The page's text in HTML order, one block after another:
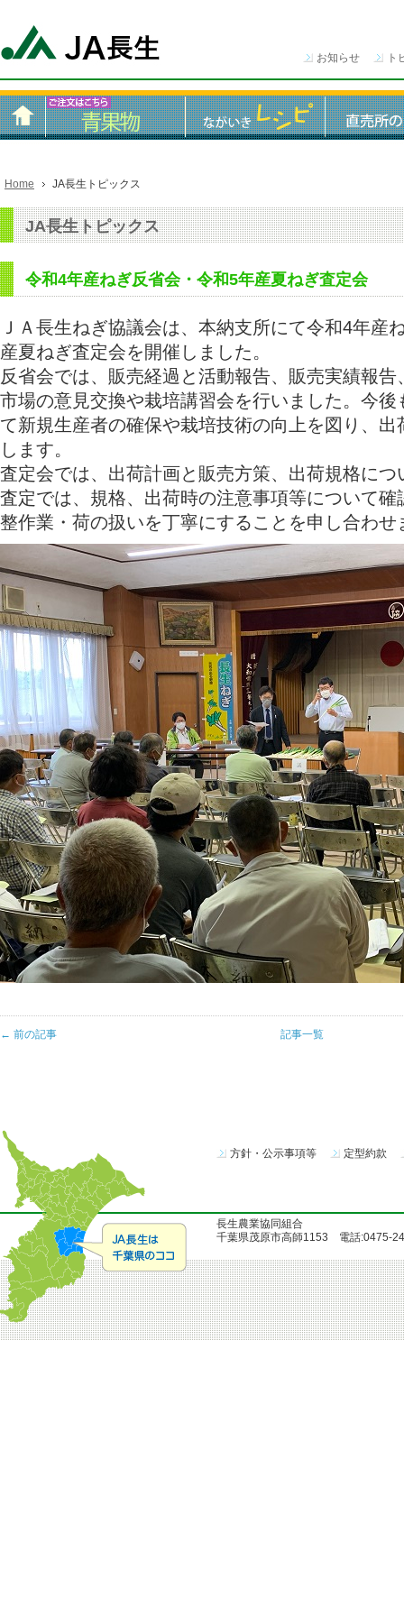
お知らせ ト
Home JA長生トピックス
JA長生トピックス
令和4年産ねぎ反省会・令和5年産夏ねぎ査定会
ＪＡ長生ねぎ協議会は、本納支所にて令和4年産
産夏ねぎ査定会を開催しました。
反省会では、販売経過と活動報告、販売実績報
市場の意見交換や栽培講習会を行いました。今
て新規生産者の確保や栽培技術の向上を図り、
します。
査定会では、出荷計画と販売方策、出荷規格に
査定では、規格、出荷時の注意事項等について
整作業・荷の扱いを丁寧にすることを申し合わせ
← 前の記事 記事一覧
方針・公示事項等 定型約款
長生農業協同組合
千葉県茂原市高師1153 電話:0475-